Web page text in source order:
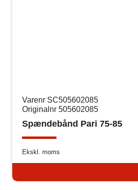
Varenr SC505602085
Originalnr 505602085
Spændebånd Pari 75-85
Ekskl. moms